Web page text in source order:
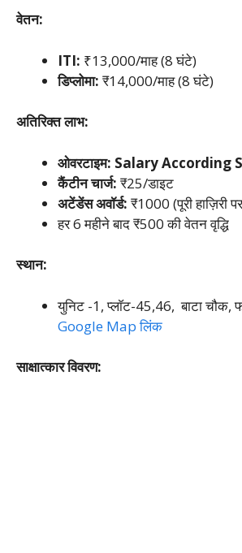
वेतन:
ITI: ₹13,000/माह (8 घंटे)
डिप्लोमा: ₹14,000/माह (8 घंटे)
अतिरिक्त लाभ:
ओवरटाइम: Salary According
कैंटीन चार्ज: ₹25/डाइट
अटेंडेंस अवॉर्ड: ₹1000 (पूरी हाज़िरी
हर 6 महीने बाद ₹500 की वेतन वृद्धि
स्थान:
युनिट -1, प्लाॅट-45,46, बाटा चौक,
Google Map लिंक
साक्षात्कार विवरण: